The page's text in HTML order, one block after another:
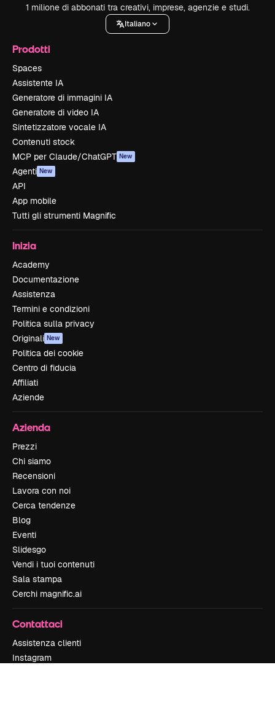
1 milione di abbonati tra creativi, imprese, agenzie e studi.
Italiano
Prodotti
Spaces
Assistente IA
Generatore di immagini IA
Generatore di video IA
Sintetizzatore vocale IA
Contenuti stock
MCP per Claude/ChatGPT New
Agenti New
API
App mobile
Tutti gli strumenti Magnific
Inizia
Academy
Documentazione
Assistenza
Termini e condizioni
Politica sulla privacy
Originali New
Politica dei cookie
Centro di fiducia
Affiliati
Aziende
Azienda
Prezzi
Chi siamo
Recensioni
Lavora con noi
Cerca tendenze
Blog
Eventi
Slidesgo
Vendi i tuoi contenuti
Sala stampa
Cerchi magnific.ai
Contattaci
Assistenza clienti
Instagram